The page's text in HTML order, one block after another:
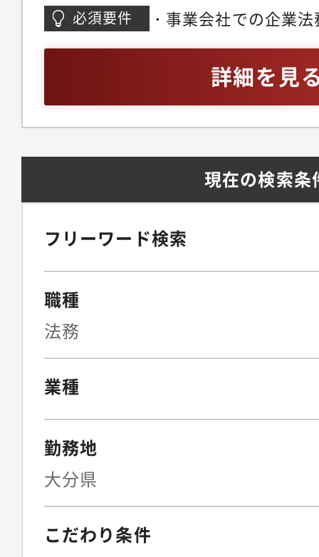
事業成長とガバナン
備を見据えた組織体
法務の観点から経営
プライアンス文化を
る牽引役を担ってい
ジメント・法務戦略
ト（メンバーの育成
理）全社的なリーガ
よび中長期的な法務
の折衝・連携および
営陣に対する法的論
計、リーガルテック
株主総会の事務局運
必須要件
・事業会社での企業
ジネスレベル※英語
詳細を見
現在の検索条
フリーワード検索
職種
法務
業種
勤務地
大分県
こだわり条件